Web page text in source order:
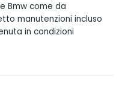
Bmw come da
manutenzioni incluso
in condizioni